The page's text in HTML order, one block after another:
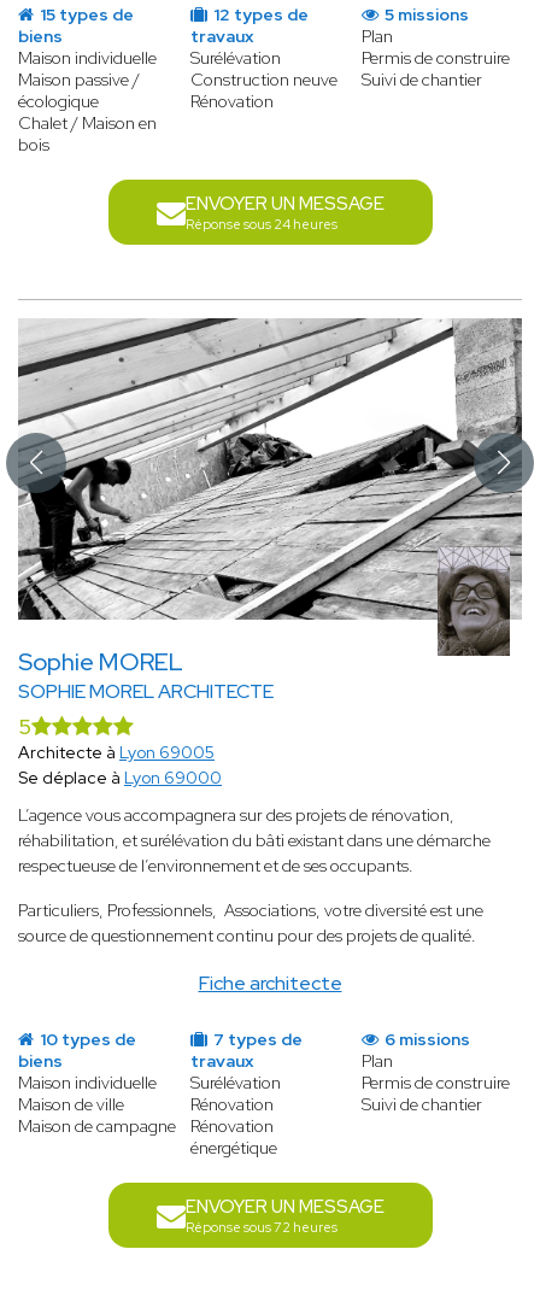
15 types de
biens
Maison individuelle
Maison passive /
écologique
Chalet / Maison en
bois
12 types de
travaux
Surélévation
Construction neuve
Rénovation
5 missions
Plan
Permis de construire
Suivi de chantier
ENVOYER UN MESSAGE
Réponse sous 24 heures
Sophie MOREL
SOPHIE MOREL ARCHITECTE
Fiche architecte
5
Architecte à Lyon 69005
Se déplace à Lyon 69000
L’agence vous accompagnera sur des projets de rénovation,
réhabilitation, et surélévation du bâti existant dans une démarche
respectueuse de l’environnement et de ses occupants.
Particuliers, Professionnels, Associations, votre diversité est une
source de questionnement continu pour des projets de qualité.
10 types de
biens
Maison individuelle
Maison de ville
Maison de campagne
7 types de
travaux
Surélévation
Rénovation
Rénovation
énergétique
6 missions
Plan
Permis de construire
Suivi de chantier
ENVOYER UN MESSAGE
Réponse sous 72 heures